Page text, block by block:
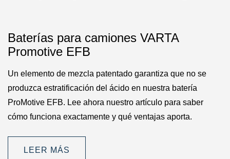
Baterías para camiones VARTA
Promotive EFB
Un elemento de mezcla patentado garantiza que no se
produzca estratificación del ácido en nuestra batería
ProMotive EFB. Lee ahora nuestro artículo para saber
cómo funciona exactamente y qué ventajas aporta.
LEER MÁS